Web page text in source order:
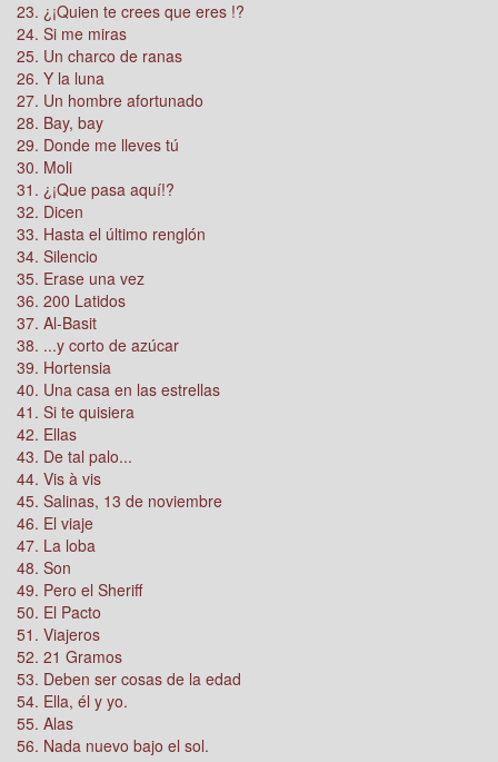
23. ¿¡Quien te crees que eres !?
24. Si me miras
25. Un charco de ranas
26. Y la luna
27. Un hombre afortunado
28. Bay, bay
29. Donde me lleves tú
30. Moli
31. ¿¡Que pasa aquí!?
32. Dicen
33. Hasta el último renglón
34. Silencio
35. Erase una vez
36. 200 Latidos
37. Al-Basit
38. ...y corto de azúcar
39. Hortensia
40. Una casa en las estrellas
41. Si te quisiera
42. Ellas
43. De tal palo...
44. Vis à vis
45. Salinas, 13 de noviembre
46. El viaje
47. La loba
48. Son
49. Pero el Sheriff
50. El Pacto
51. Viajeros
52. 21 Gramos
53. Deben ser cosas de la edad
54. Ella, él y yo.
55. Alas
56. Nada nuevo bajo el sol.